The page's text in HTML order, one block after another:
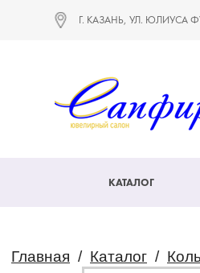
Г. КАЗАНЬ, УЛ. ЮЛИУСА
КАТАЛОГ
Главная / Каталог /